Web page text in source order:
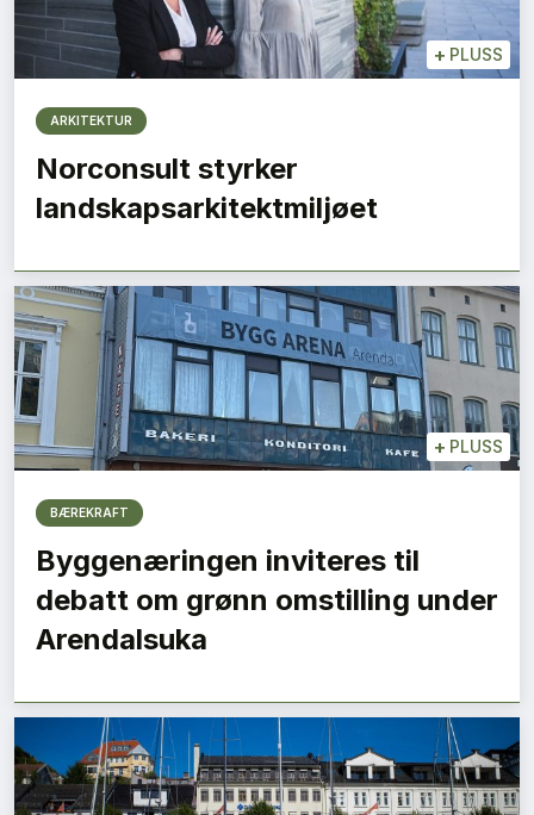
+ PLUSS
ARKITEKTUR
Norconsult styrker
landskapsarkitektmiljøet
+ PLUSS
BÆREKRAFT
Byggenæringen inviteres til
debatt om grønn omstilling under
Arendalsuka